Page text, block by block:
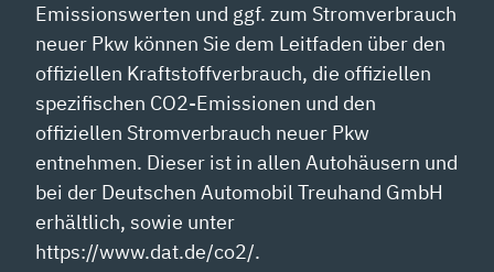
Emissionswerten und ggf. zum Stromverbrauch
neuer Pkw können Sie dem Leitfaden über den
offiziellen Kraftstoffverbrauch, die offiziellen
spezifischen CO2-Emissionen und den
offiziellen Stromverbrauch neuer Pkw
entnehmen. Dieser ist in allen Autohäusern und
bei der Deutschen Automobil Treuhand GmbH
erhältlich, sowie unter
https://www.dat.de/co2/.